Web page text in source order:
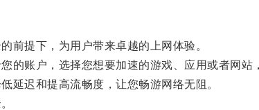
提下，为用户带来卓越的上网体验。
账户，选择您想要加速的游戏、应用或者网站
迟和提高流畅度，让您畅游网络无阻。